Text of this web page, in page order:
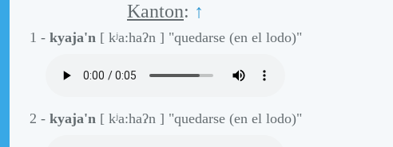
Kanton: ↑
1 - kyaja'n [ kʲa:haʔn ] "quedarse (en el lodo)"
2 - kyaja'n [ kʲa:haʔn ] "quedarse (en el lodo)"